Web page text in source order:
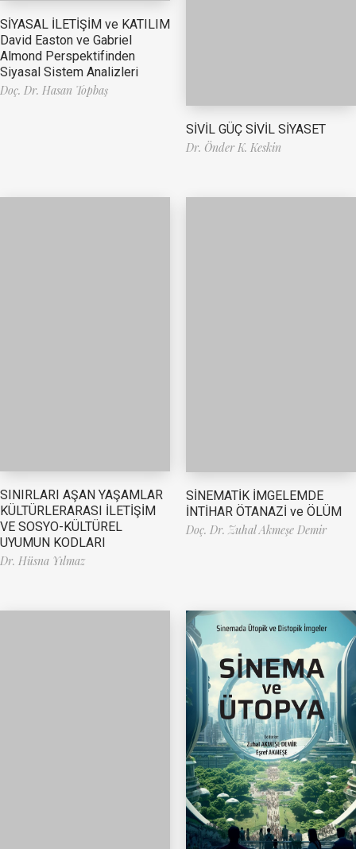
SİYASAL İLETİŞİM ve KATILIM
David Easton ve Gabriel
Almond Perspektifinden
Siyasal Sistem Analizleri
Doç. Dr. Hasan Topbaş
SİVİL GÜÇ SİVİL SİYASET
Dr. Önder K. Keskin
SINIRLARI AŞAN YAŞAMLAR
KÜLTÜRLERARASI İLETİŞİM
VE SOSYO-KÜLTÜREL
UYUMUN KODLARI
Dr. Hüsna Yılmaz
SİNEMATİK İMGELEMDE
İNTİHAR ÖTANAZİ ve ÖLÜM
Doç. Dr. Zuhal Akmeşe Demir